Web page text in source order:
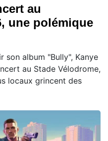
au
une polémique
album "Bully", Kanye
au Stade Vélodrome,
locaux grincent des